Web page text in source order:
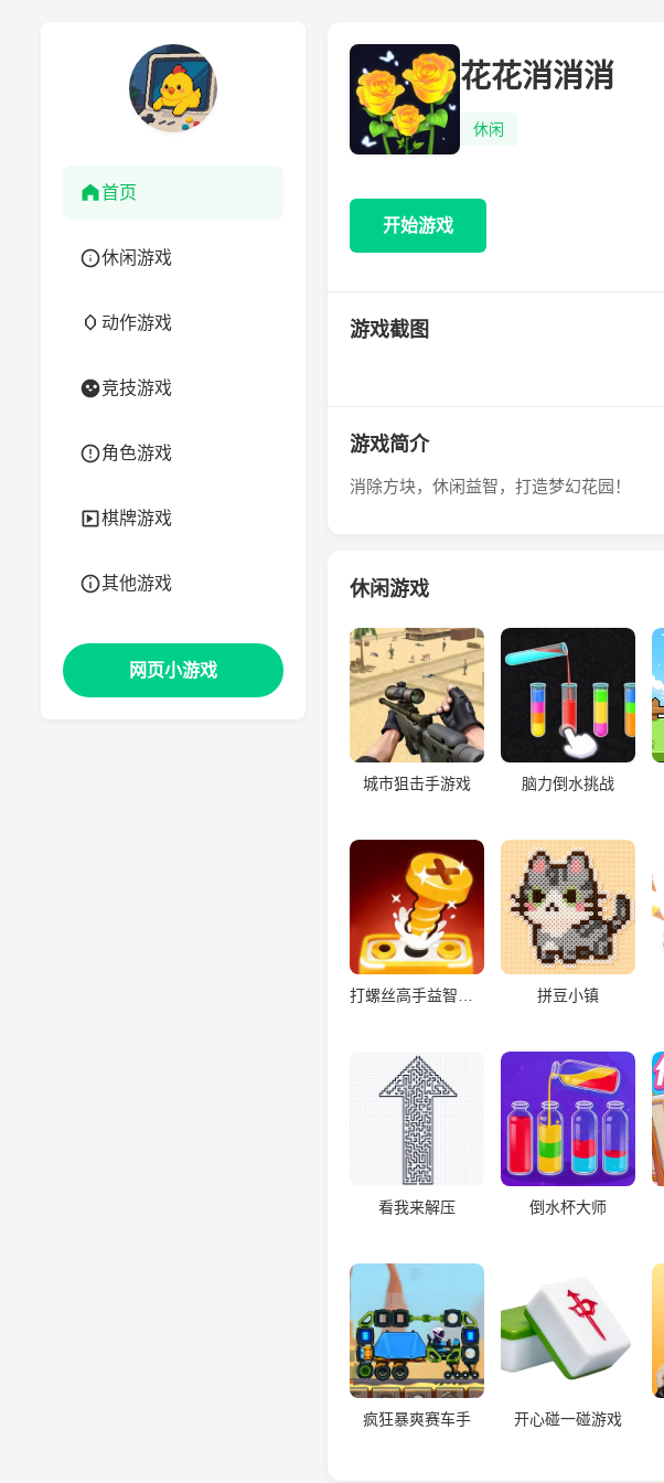
首页
休闲游戏
动作游戏
竞技游戏
角色游戏
棋牌游戏
其他游戏
网页小游戏
花花消消消
休闲
开始游戏
游戏截图
游戏简介
消除方块，休闲益智，打造梦幻花园！
休闲游戏
城市狙击手游戏 脑力倒水挑战
拼豆小镇
看我来解压 倒水杯大师
疯狂暴爽赛车手 开心碰一碰游戏